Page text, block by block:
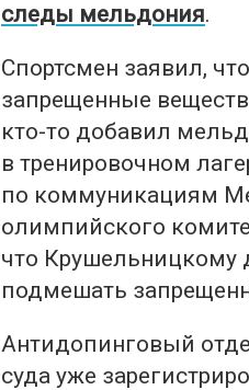
следы мельдония.
Спортсмен заявил,
запрещенные
кто-то добавил
в тренировочном
по коммуникациям
олимпийского
что Крушельницкому
подмешать
Антидопинговый
суда уже